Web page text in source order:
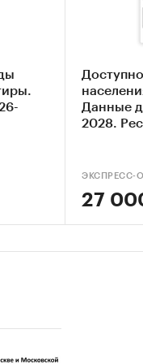
в
Данные
2028.
ЭКСПРЕСС-
27